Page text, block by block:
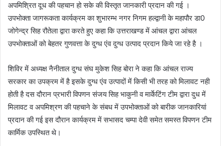
अपमिश्रित दूध की पहचान हो सके की विस्तृत जानकारी प्रदान की गई ।
उपभोक्ता जागरूकता कार्यक्रम का शुभारम्भ नगर निगम हल्द्वानी के महापौर डा0
जोगेन्द्र सिह रौतेला द्वारा करते हुए कहा कि उत्तराखण्ड में आंचल द्वारा आंचल
उपभोक्ताओं को बेहतर गुणवत्ता के दुग्ध एंव दुग्ध उत्पाद प्रदान किये जा रहे है ।
शिविर में अध्यक्ष नैनीताल दुग्ध संघ मुकेश सिह बोरा ने कहा कि आंचल राज्य
सरकार का उपक्रम में है इसके दुग्ध एंव उत्पादों में किसी भी तरह को मिलावट नही
होती है दस दौरान प्रभारी विपणन संजय सिह भाकुनी व मार्केटिंग टीम द्वारा दुध में
मिलावट व अपमिश्रण की पहचाने के संबध में उपभोक्ताओं को बारीक जानकारियां
प्रदान की गई इस दौरान कार्यक्रम में सभासद चम्पा देवी समेत समस्त विपणन टीम
कार्मिक उपस्थित थे।